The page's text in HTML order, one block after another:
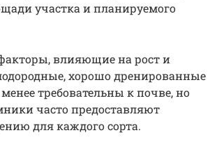
участка и планируемого
влияющие на рост и
хорошо дренированные
требовательны к почве, но
часто предоставляют
для каждого сорта.